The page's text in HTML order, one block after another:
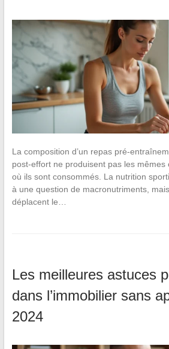
La composition d’un repas pré-
post-effort ne produisent pas les mêmes
où ils sont consommés. La nutrition
à une question de macronutriments,
déplacent le…
Les meilleures astuces
dans l’immobilier sans
2024